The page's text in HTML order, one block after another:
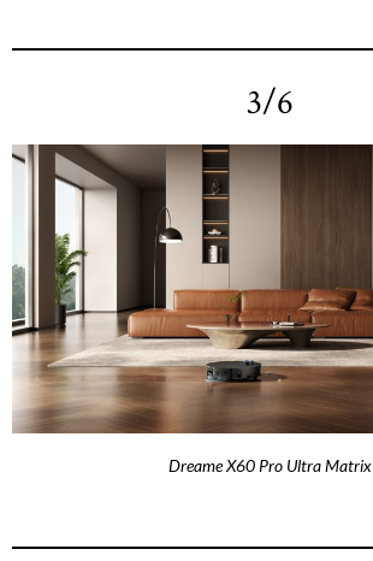
3/6
Dreame X60 Pro Ultra Matrix